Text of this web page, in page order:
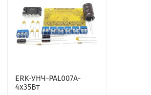
ERK-УНЧ-PAL007A-
4x35Вт